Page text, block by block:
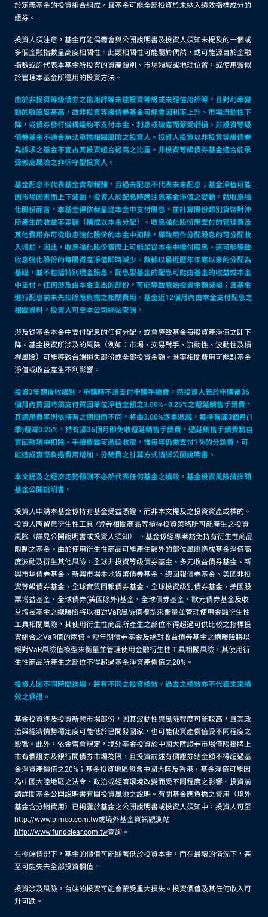
於定義基金的投資組合組成，且基金可能全部投資於未納入績效指標成分的
證券。
投資人須注意，基金可能偶爾會與公開說明書及投資人須知未提及的一個或
多個金融指數呈高度相關性。此類相關性可能屬於偶然，或可能源自於金融
指數或許代表本基金所投資的資產類別、市場領域或地理位置，或使用類似
於管理本基金所運用的投資方法。
由於非投資等級債券之信用評等未達投資等級或未經信用評等，且對利率變
動的敏感度甚高，故非投資等級債券基金可能會因利率上升、市場流動性下
降，或債券發行機構違約不支付本金、利息或破產而蒙受虧損。非投資等級
債券基金不適合無法承擔相關風險之投資人。投資人投資以非投資等級債券
為訴求之基金不宜占其投資組合過高之比重。非投資等級債券基金適合能承
受較高風險之非保守型投資人。
基金配息不代表基金實際報酬，且過去配息不代表未來配息；基金淨值可能
因市場因素而上下波動，投資人於配息時應注意基金淨值之變動。就收息強
化股份而言，本基金得依裁量從本金中支付股息，並計算股份類別貨幣對沖
所產生的收益率差額（構成以本金分配）。收息強化股份應支付的管理費及
其他費用亦可從收息強化股份的本金中扣除，導致用作分配股息的可分配收
入增加，因此，收息強化股份實際上可能是從本金中撥付股息。這可能導致
收息強化股份的每股資產淨值即時減少。數據以最近曆年年底以來的分配為
基礎，並不包括特別現金股息。配息型基金的配息可能由基金的收益或本金
中支付。任何涉及由本金支出的部份，可能導致原始投資金額減損；且基金
進行配息前未先扣除應負擔之相關費用。基金近12個月內由本金支付配息之
相關資料，投資人可至本公司網站查詢。
涉及從基金本金中支付配息的任何分配，或會導致基金每股資產淨值立即下
降。基金投資所涉及的風險（例如：市場、交易對手、流動性、波動性及槓
桿風險）可能導致台端損失部份或全部投資金額。匯率相關費用可能對基金
淨值或收益產生不利影響。
投資3年期後收級別，申購時不須支付申購手續費，然投資人若於申購後36
個月內買回時須支付買回單位淨值金額之3.00%~0.25%之遞延銷售手續費，
其適用費率則依持有之期間而不同，將由3.00%逐季遞減，每持有滿3個月(1
季)遞減0.25%，持有滿36個月即免收遞延銷售手續費，遞延銷售手續費將自
買回款項中扣除。手續費雖可遞延收取，惟每年仍需支付1％的分銷費，可
能造成實際負擔費用增加。分銷費之計算方式請詳公開說明書。
本文提及之經濟走勢預測不必然代表任何基金之績效，基金投資風險請詳閱
基金公開說明書。
投資人申購本基金係持有基金受益憑證，而非本文提及之投資資產或標的。
投資人應留意衍生性工具 /證券相關商品等槓桿投資策略所可能產生之投資
風險（詳見公開說明書或投資人須知） 。基金係經專案豁免持有衍生性商品
限制之基金。由於使用衍生性商品可能產生額外的部位風險造成基金淨值高
度波動及衍生其他風險，全球非投資等級債券基金、多元收益債券基金、新
興市場債券基金、新興市場本地貨幣債券基金、總回報債券基金、美國非投
資等級債券基金、全球實質回報債券基金、全球投資級別債券基金、美國股
票增益基金、全球債券(美國除外)基金、全球債券基金、歐元債券基金及收
益增長基金之總曝險將以相對VaR風險值模型來衡量並管理使用金融衍生性
工具相關風險，其使用衍生性商品所產生之部位不得超過可供比較之指標投
資組合之VaR值的兩倍。短年期債券基金及絕對收益債券基金之總曝險將以
絕對VaR風險值模型來衡量並管理使用金融衍生性工具相關風險，其使用衍
生性商品所產生之部位不得超過基金淨資產價值之20%。
投資人因不同時間進場，將有不同之投資績效，過去之績效亦不代表未來績
效之保證。
基金投資涉及投資新興市場部份，因其波動性與風險程度可能較高，且其政
治與經濟情勢穩定度可能低於已開發國家，也可能使資產價值受不同程度之
影響。此外，依金管會規定，境外基金投資於中國大陸證券市場僅限掛牌上
市有價證券及銀行間債券市場為限，且投資前述有價證券總金額不得超過基
金淨資產價值之20%；基金投資地區包含中國大陸及香港，基金淨值可能因
為中國大陸地區之法令、政治或經濟環境改變而受不同程度之影響。投資前
請詳閱基金公開說明書有關投資風險之說明。有關基金應負擔之費用（境外
基金含分銷費用）已揭露於基金之公開說明書或投資人須知中，投資人可至
http://www.pimco.com.tw或境外基金資訊觀測站
http://www.fundclear.com.tw查詢。
在極端情況下，基金的價值可能顯著低於投資本金，而在最壞的情況下，甚
至可能失去全部投資價值。
投資涉及風險，台端的投資可能會蒙受重大損失。投資價值及其任何收入可
升可跌。